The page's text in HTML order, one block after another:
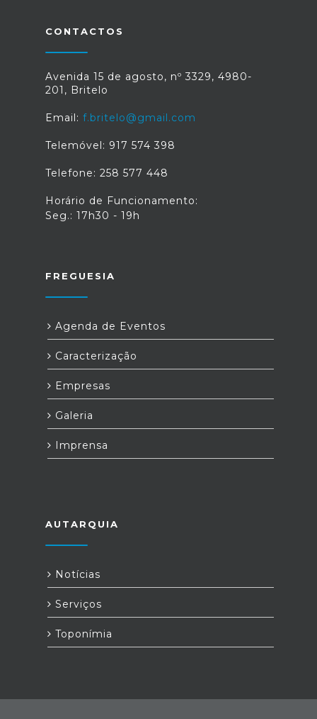
CONTACTOS
Avenida 15 de agosto, nº 3329, 4980-
201, Britelo
Email: f.britelo@gmail.com
Telemóvel: 917 574 398
Telefone: 258 577 448
Horário de Funcionamento:
Seg.: 17h30 - 19h
FREGUESIA
Agenda de Eventos
Caracterização
Empresas
Galeria
Imprensa
AUTARQUIA
Notícias
Serviços
Toponímia